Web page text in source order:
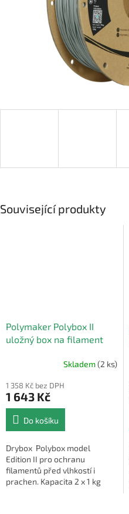
Související produkty
Polymaker Polybox II
uložný box na filament
produktu
je
5,0
5
hvězdiček.
Skladem(2 ks)
1 358 Kč bez DPH
1 643 Kč
Do košíku
Drybox Polybox model
Edition II pro ochranu
filamentů před vlhkostí i
prachen. Kapacita 2 x 1 kg